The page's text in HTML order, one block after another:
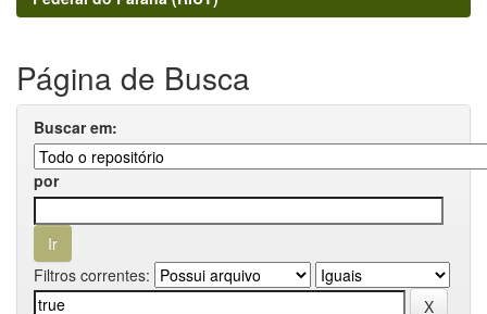
Página de Busca
Buscar em:
por
Filtros correntes: